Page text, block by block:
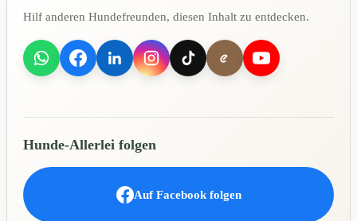
Hilf anderen Hundefreunden, diesen Inhalt zu entdecken.
Hunde-Allerlei folgen
Auf Facebook folgen